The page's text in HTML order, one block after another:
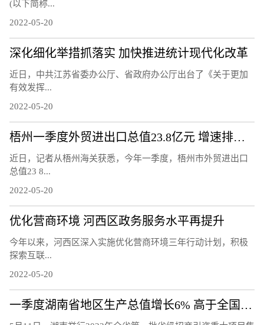
(以下简称...
2022-05-20
深化细化举措抓落实 加快推进统计现代化改革
近日，中共江苏省委办公厅、省政府办公厅出台了《关于更加
有效发挥...
2022-05-20
梧州一季度外贸进出口总值23.8亿元 增速排名全区第二
近日，记者从梧州海关获悉，今年一季度，梧州市外贸进出口
总值23 8...
2022-05-20
优化营商环境 河西区政务服务水平再提升
今年以来，河西区深入实施优化营商环境三年行动计划，积极
探索互联...
2022-05-20
一季度湖南省地区生产总值增长6% 高于全国1.2个百分点